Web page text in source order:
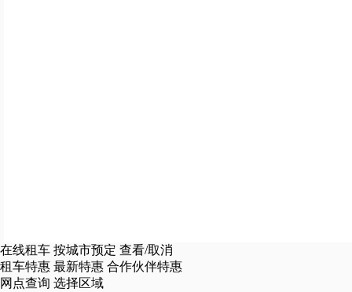
在线租车 按城市预定 查看/取消
租车特惠 最新特惠 合作伙伴特惠
网点查询 选择区域